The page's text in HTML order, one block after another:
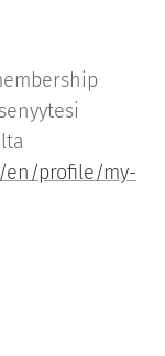
en/profile/my-